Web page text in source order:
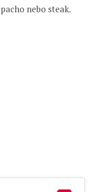
nebo steak.